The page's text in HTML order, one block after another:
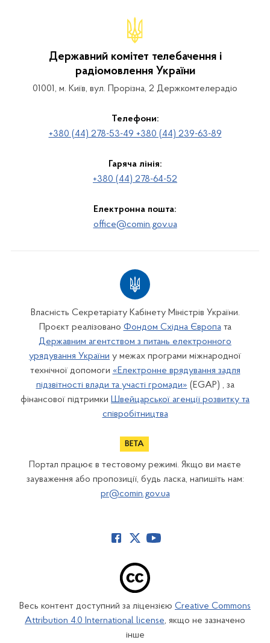
Державний комітет телебачення і
радіомовлення України
01001, м. Київ, вул. Прорізна, 2 Держкомтелерадіо
Телефони:
+380 (44) 278-53-49 +380 (44) 239-63-89
Гаряча лінія:
+380 (44) 278-64-52
Електронна пошта:
office@comin.gov.ua
Власність Секретаріату Кабінету Міністрів України.
Проєкт реалізовано Фондом Східна Європата
Державним агентством з питань електронного
урядування України у межах програми міжнародної
технічної допомоги «Електронне врядування задля
підзвітності влади та участі громади» (EGAP) , за
фінансової підтримки Швейцарської агенції розвитку та
співробітництва
Портал працює в тестовому режимі. Якщо ви маєте
зауваження або пропозиції, будь ласка, напишіть нам:
pr@comin.gov.ua
Весь контент доступний за ліцензією Creative Commons
Attribution 4.0 International license, якщо не зазначено
інше